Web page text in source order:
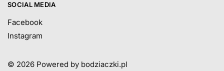
SOCIAL MEDIA
Facebook
Instagram
© 2026 Powered by bodziaczki.pl